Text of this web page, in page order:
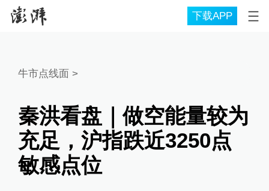
下载APP
牛市点线面>
秦洪看盘｜做空能量较为
充足，沪指跌近3250点
敏感点位